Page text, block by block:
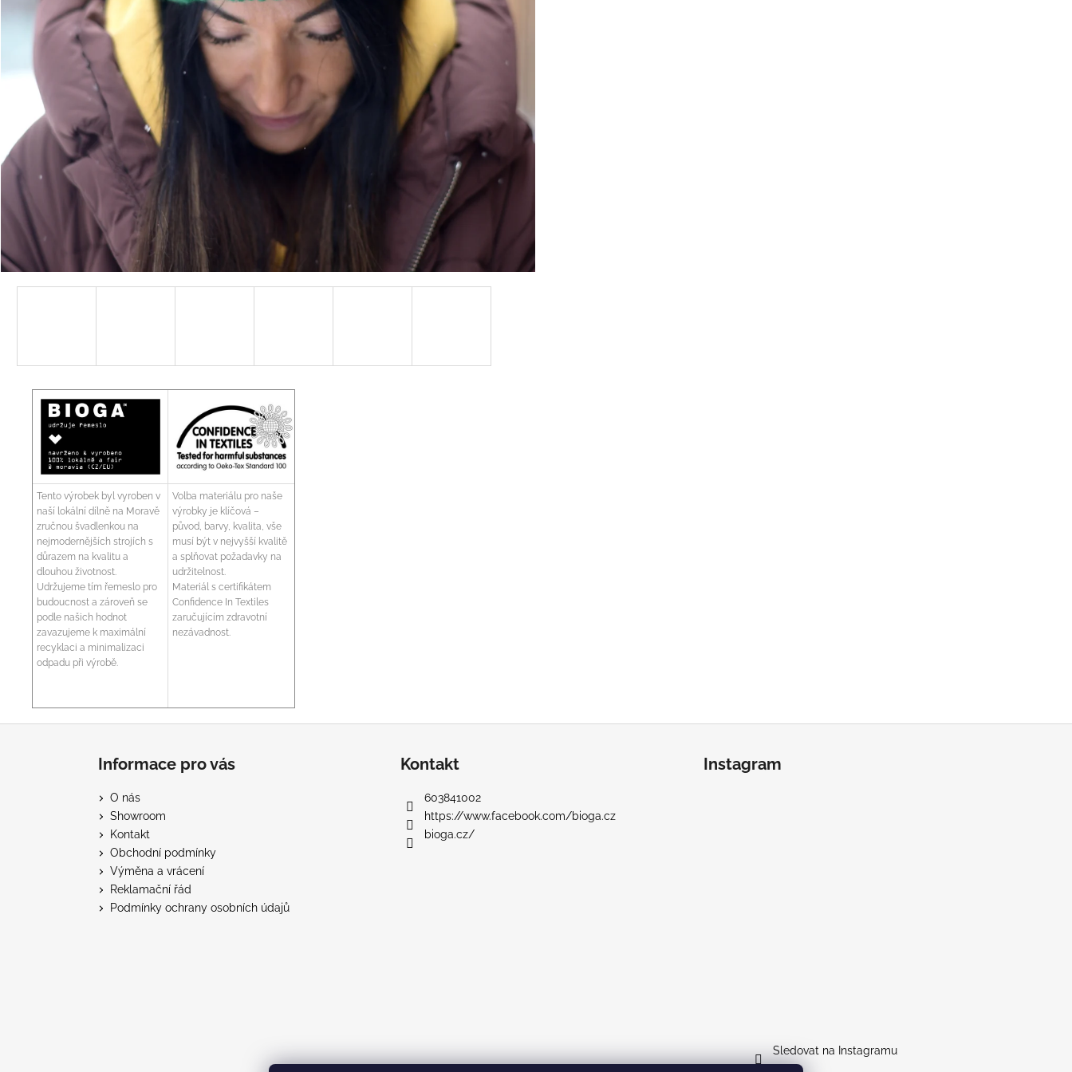
Tento výrobek byl vyroben v
naší lokální dílně na Moravě
zručnou švadlenkou na
nejmodernějších strojích s
důrazem na kvalitu a
dlouhou životnost.
Udržujeme tím řemeslo pro
budoucnost a zároveň se
podle našich hodnot
zavazujeme k maximální
recyklaci a minimalizaci
odpadu při výrobě.
Volba materiálu pro naše
výrobky je klíčová –
původ, barvy, kvalita, vše
musí být v nejvyšší kvalitě
a splňovat požadavky na
udržitelnost.
Materiál s certifikátem
Confidence In Textiles
zaručujícím zdravotní
nezávadnost.
Informace pro vás
O nás
Showroom
Kontakt
Obchodní podmínky
Výměna a vrácení
Reklamační řád
Podmínky ochrany osobních údajů
Kontakt
603841002
https://www.facebook.com/bioga.cz
bioga.cz/
Instagram
Sledovat na Instagramu